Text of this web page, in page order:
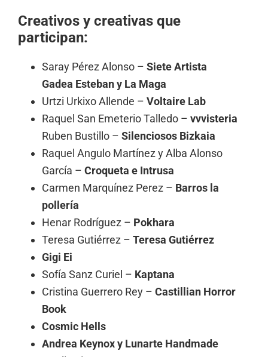
Creativos y creativas que
participan:
Saray Pérez Alonso – Siete Artista
Gadea Esteban y La Maga
Urtzi Urkixo Allende – Voltaire Lab
Raquel San Emeterio Talledo – vvvisteria
Ruben Bustillo – Silenciosos Bizkaia
Raquel Angulo Martínez y Alba Alonso
García – Croqueta e Intrusa
Carmen Marquínez Perez – Barros la
pollería
Henar Rodríguez – Pokhara
Teresa Gutiérrez – Teresa Gutiérrez
Gigi Ei
Sofía Sanz Curiel – Kaptana
Cristina Guerrero Rey – Castillian Horror
Book
Cosmic Hells
Andrea Keynox y Lunarte Handmade